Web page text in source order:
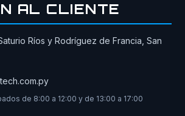
AL CLIENTE
Ríos y Rodríguez de Francia, San
de 8:00 a 12:00 y de 13:00 a 17:00